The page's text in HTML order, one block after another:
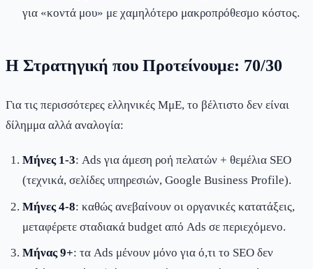
για «κοντά μου» με χαμηλότερο μακροπρόθεσμο κόστος.
Η Στρατηγική που Προτείνουμε: 70/30
Για τις περισσότερες ελληνικές ΜμΕ, το βέλτιστο δεν είναι
δίλημμα αλλά αναλογία:
Μήνες 1-3: Ads για άμεση ροή πελατών + θεμέλια SEO
(τεχνικά, σελίδες υπηρεσιών, Google Business Profile).
Μήνες 4-8: καθώς ανεβαίνουν οι οργανικές κατατάξεις,
μεταφέρετε σταδιακά budget από Ads σε περιεχόμενο.
Μήνας 9+: τα Ads μένουν μόνο για ό,τι το SEO δεν